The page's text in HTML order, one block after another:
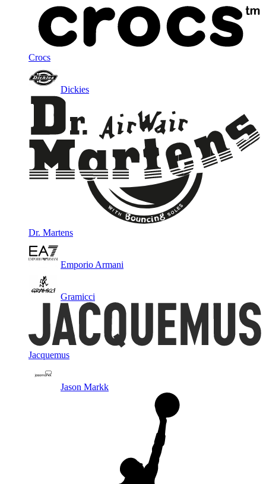
Crocs
Dickies
Dr. Martens
Emporio Armani
Gramicci
Jacquemus
Jason Markk